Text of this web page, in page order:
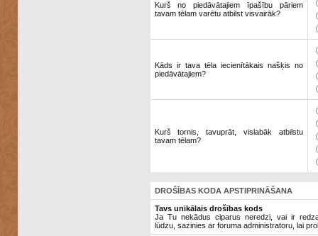
Kurš no piedāvātajiem īpašību pāriem
tavam tēlam varētu atbilst visvairāk?
Kāds ir tava tēla iecienītākais našķis no
piedāvātajiem?
Kurš tornis, tavuprāt, vislabāk atbilstu
tavam tēlam?
DROŠĪBAS KODA APSTIPRINĀŠANA
Tavs unikālais drošības kods
Ja Tu nekādus ciparus neredzi, vai ir
lūdzu, sazinies ar foruma administratoru, lai